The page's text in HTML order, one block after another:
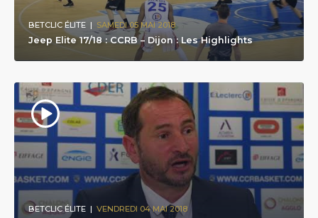
BETCLIC ÉLITE | SAMEDI 05 MAI 2018
Jeep Elite 17/18 : CCRB – Dijon : Les Highlights
BETCLIC ÉLITE | VENDREDI 04 MAI 2018